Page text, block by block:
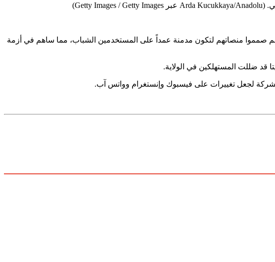
(Arda Kucukkaya/Anadolu عبر Getty Images / Getty Images)
صمموا منصاتهم لتكون مدمنة عمداً على المستخدمين الشباب، مما ساهم في أزمة